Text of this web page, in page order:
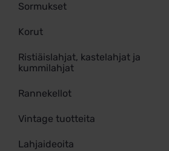
Sormukset
Korut
Ristiäislahjat, kastelahjat ja
kummilahjat
Rannekellot
Vintage tuotteita
Lahjaideoita